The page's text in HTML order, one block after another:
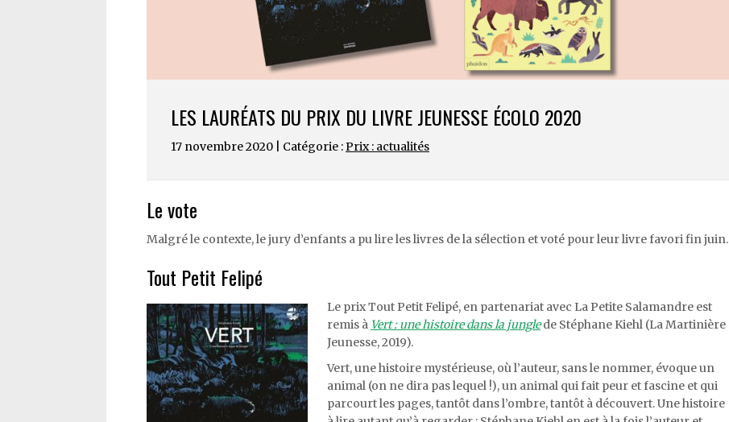
LES LAURÉATS DU PRIX DU LIVRE JEUNESSE ÉCOLO 2020
17 novembre 2020 | Catégorie :Prix : actualités
Le vote
Malgré le contexte, le jury d’enfants a pu lire les livres de la sélection et voté pour leur livre favori fin juin.
Tout Petit Felipé
Le prix Tout Petit Felipé, en partenariat avec La Petite Salamandre est
remis à Vert : une histoire dans la junglede Stéphane Kiehl (La Martinière
Jeunesse, 2019).
Vert, une histoire mystérieuse, où l’auteur, sans le nommer, évoque un
animal (on ne dira pas lequel !), un animal qui fait peur et fascine et qui
parcourt les pages, tantôt dans l’ombre, tantôt à découvert. Une histoire